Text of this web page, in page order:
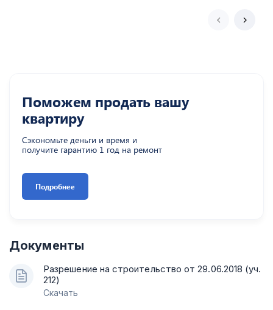
Поможем продать вашу
квартиру
Сэкономьте деньги и время и
получите гарантию 1 год на ремонт
Подробнее
Документы
Разрешение на строительство от 29.06.2018 (уч.
212)
Скачать